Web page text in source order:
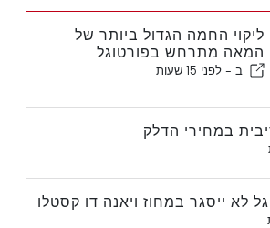
ליקוי החמה הגדול ביותר של
המאה מתרחש בפורטוגל
ב - לפני 15 שעות
במחירי הדלק
לא ייסגר במחוז ויאנה דו קסטלו